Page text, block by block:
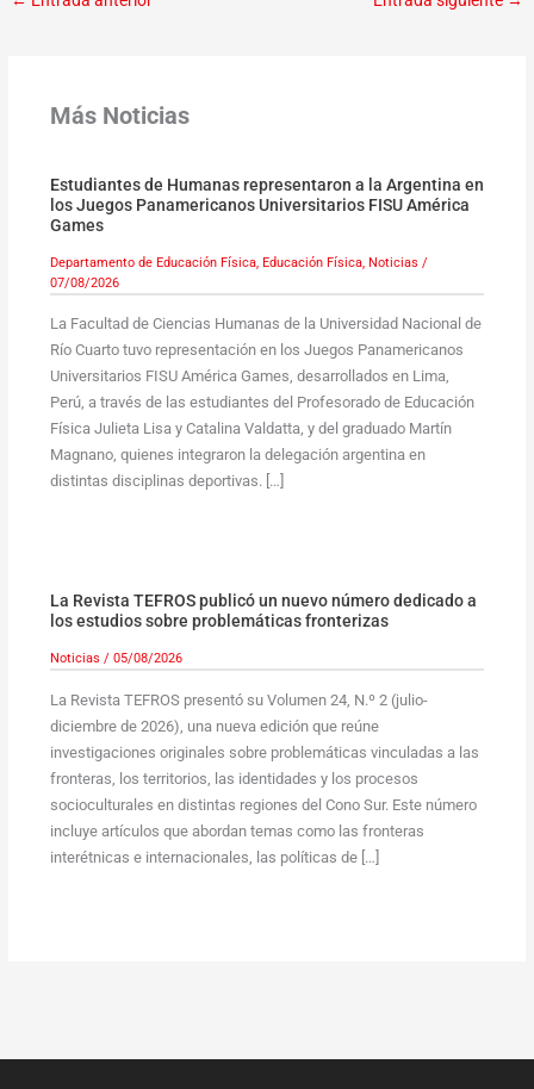
Más Noticias
Estudiantes de Humanas representaron a la Argentina en
los Juegos Panamericanos Universitarios FISU América
Games
Departamento de Educación Física, Educación Física, Noticias /
07/08/2026
La Facultad de Ciencias Humanas de la Universidad Nacional de
Río Cuarto tuvo representación en los Juegos Panamericanos
Universitarios FISU América Games, desarrollados en Lima,
Perú, a través de las estudiantes del Profesorado de Educación
Física Julieta Lisa y Catalina Valdatta, y del graduado Martín
Magnano, quienes integraron la delegación argentina en
distintas disciplinas deportivas. […]
La Revista TEFROS publicó un nuevo número dedicado a
los estudios sobre problemáticas fronterizas
Noticias / 05/08/2026
La Revista TEFROS presentó su Volumen 24, N.º 2 (julio-
diciembre de 2026), una nueva edición que reúne
investigaciones originales sobre problemáticas vinculadas a las
fronteras, los territorios, las identidades y los procesos
socioculturales en distintas regiones del Cono Sur. Este número
incluye artículos que abordan temas como las fronteras
interétnicas e internacionales, las políticas de […]